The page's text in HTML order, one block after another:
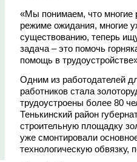
«Мы понимаем, что многие
режиме ожидания, многие
существованию, теперь
задача – это помочь
помощь в
Одним из работодателей
работников стала
трудоустроены более 80
Тенькинский район
строительную площадку
уже смонтировали
технологическую